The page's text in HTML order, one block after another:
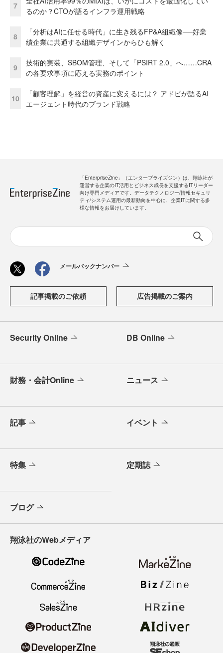
7
るのか？CTOが語るインフラ運用戦略
8
「分析はAIに任せる時代」に生き残るFP&A組織像──好業
績企業に共通する組織デザインからひも解く
9
技術的実装、SBOM管理、そして「PSIRT 2.0」へ……CRA
の各要求事項に応える実務のポイント
10
「顧客理解」を経営の資産に変えるには？ アドビが語るAI
エージェント時代のブランド戦略
「EnterpriseZine」（エンタープライズジン）は、翔泳社が
運営する企業のIT活用とビジネス成長を支援するITリーダー
向け専門メディアです。データテクノロジー/情報セキュリ
ティ/システム運用の最新動向を中心に、企業ITに関する多
様な情報をお届けしています。
メールバックナンバー
記事掲載のご依頼 広告掲載のご案内
Security Online DB Online
財務・会計Online ニュース
記事 イベント
特集 定期誌
ブログ
翔泳社のWebメディア